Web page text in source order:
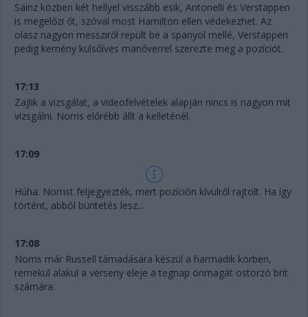
Sainz közben két hellyel visszább esik, Antonelli és Verstappen
is megelőzi őt, szóval most Hamilton ellen védekezhet. Az
olasz nagyon messziről repült be a spanyol mellé, Verstappen
pedig kemény külsőíves manőverrel szerezte meg a pozíciót.
17:13
Zajlik a vizsgálat, a videofelvételek alapján nincs is nagyon mit
vizsgálni. Norris előrébb állt a kelleténél.
17:09
Húha. Norrist feljegyezték, mert pozíción kívülről rajtolt. Ha így
történt, abból büntetés lesz...
17:08
Norris már Russell támadására készül a harmadik körben,
remekül alakul a verseny eleje a tegnap önmagát ostorzó brit
számára.